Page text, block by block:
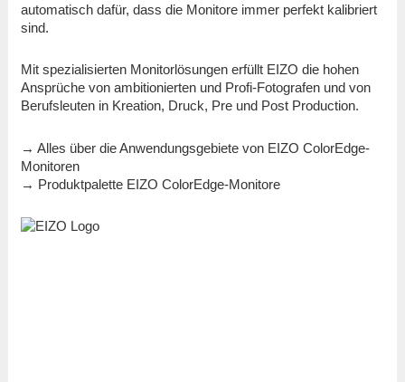
automatisch dafür, dass die Monitore immer perfekt kalibriert
sind.
Mit spezialisierten Monitorlösungen erfüllt EIZO die hohen
Ansprüche von ambitionierten und Profi-Fotografen und von
Berufsleuten in Kreation, Druck, Pre und Post Production.
→ Alles über die Anwendungsgebiete von EIZO ColorEdge-
Monitoren
→ Produktpalette EIZO ColorEdge-Monitore